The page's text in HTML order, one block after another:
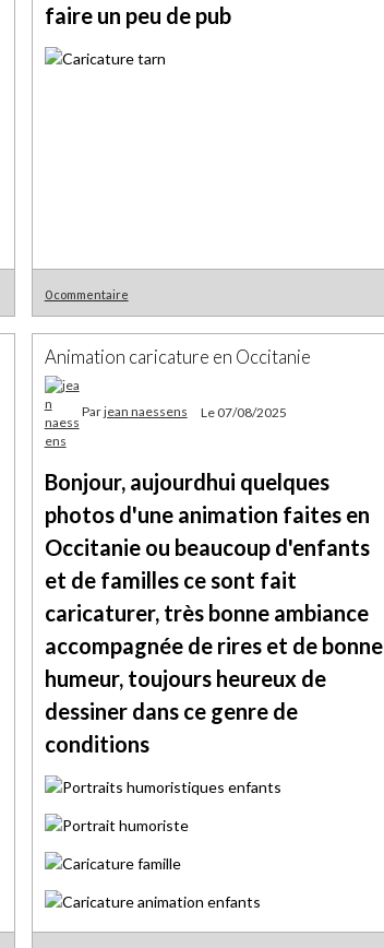
faire un peu de pub
0 commentaire
Animation caricature en Occitanie
Parjean naessens Le 07/08/2025
Bonjour, aujourdhui quelques
photos d'une animation faites en
Occitanie ou beaucoup d'enfants
et de familles ce sont fait
caricaturer, très bonne ambiance
accompagnée de rires et de bonne
humeur, toujours heureux de
dessiner dans ce genre de
conditions